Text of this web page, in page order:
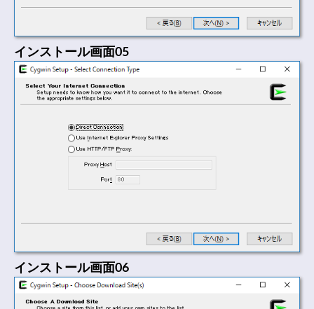
インストール画面05
インストール画面06